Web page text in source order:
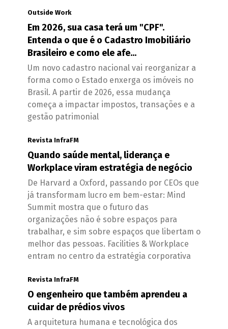
Outside Work
Em 2026, sua casa terá um "CPF".
Entenda o que é o Cadastro Imobiliário
Brasileiro e como ele afe...
Um novo cadastro nacional vai reorganizar a
forma como o Estado enxerga os imóveis no
Brasil. A partir de 2026, essa mudança
começa a impactar impostos, transações e a
gestão patrimonial
Revista InfraFM
Quando saúde mental, liderança e
Workplace viram estratégia de negócio
De Harvard a Oxford, passando por CEOs que
já transformam lucro em bem-estar: Mind
Summit mostra que o futuro das
organizações não é sobre espaços para
trabalhar, e sim sobre espaços que libertam o
melhor das pessoas. Facilities & Workplace
entram no centro da estratégia corporativa
Revista InfraFM
O engenheiro que também aprendeu a
cuidar de prédios vivos
A arquitetura humana e tecnológica dos